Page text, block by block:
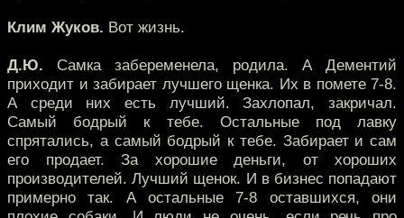
Клим Жуков. Вот жизнь.
Д.Ю. Самка забеременела, родила. А Дементий
приходит и забирает лучшего щенка. Их в помете 7-8.
А среди них есть лучший. Захлопал, закричал.
Самый бодрый к тебе. Остальные под лавку
спрятались, а самый бодрый к тебе. Забирает и сам
его продает. За хорошие деньги, от хороших
производителей. Лучший щенок. И в бизнес попадают
примерно так. А остальные 7-8 оставшихся, они